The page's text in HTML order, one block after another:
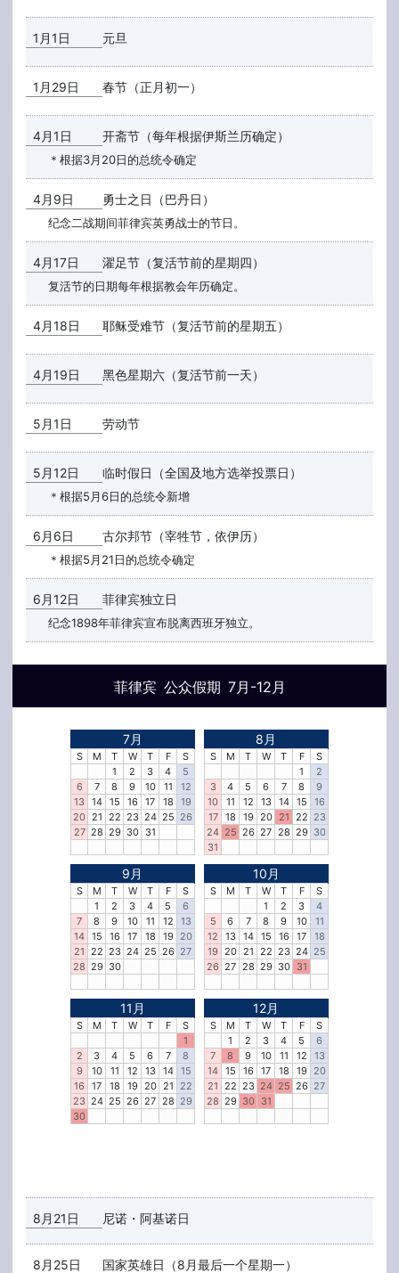
菲律宾 公众假期 7月-12月
7月
S M T W T F
S
1
2 3 4
5
6
7 8 9 10 11
12
13
14 15 16 17 18
19
20 21 22 23 24 25 26
27 28 29 30 31
8月
S M T W T F
S
1
2
3
4 5 6 7 8
9
10
11 12 13 14 15
16
17
18 19 20 21 22 23
24 25 26 27 28 29 30
31
9月
S M T W T F
S
1
2 3 4 5
6
7
8 9 10 11 12
13
14 15 16 17 18 19
20
21 22 23 24 25 26 27
28 29 30
10月
S M T W T F
S
1
2 3
4
5
6 7 8 9 10
11
12
13 14 15 16 17
18
19 20 21 22 23 24 25
26 27 28 29 30 31
11月
S M T W T F
S
1
2
3 4 5 6 7
8
9
10 11 12 13 14
15
16
17 18 19 20 21
22
23 24 25 26 27 28 29
30
12月
S M T W T F
S
1
2 3 4 5
6
7
8 9 10 11 12
13
14 15 16 17 18 19
20
21 22 23 24 25 26 27
28 29 30 31
1月1日 元旦
1月29日 春节（正月初一）
4月1日 开斋节（每年根据伊斯兰历确定）
＊根据3月20日的总统令确定
4月9日 勇士之日（巴丹日）
纪念二战期间菲律宾英勇战士的节日。
4月17日 濯足节（复活节前的星期四）
复活节的日期每年根据教会年历确定。
4月18日 耶稣受难节（复活节前的星期五）
4月19日 黑色星期六（复活节前一天）
5月1日 劳动节
5月12日 临时假日（全国及地方选举投票日）
＊根据5月6日的总统令新增
6月6日 古尔邦节（宰牲节，依伊历）
＊根据5月21日的总统令确定
6月12日 菲律宾独立日
纪念1898年菲律宾宣布脱离西班牙独立。
8月21日 尼诺・阿基诺日
8月25日 国家英雄日（8月最后一个星期一）